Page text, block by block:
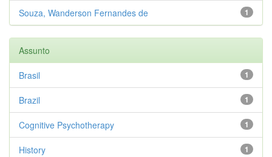
1
Souza, Wanderson Fernandes de
Assunto
1
Brasil
1
Brazil
1
Cognitive Psychotherapy
1
History